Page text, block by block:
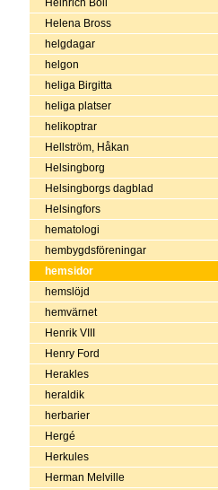
Heinrich Böll
Helena Bross
helgdagar
helgon
heliga Birgitta
heliga platser
helikoptrar
Hellström, Håkan
Helsingborg
Helsingborgs dagblad
Helsingfors
hematologi
hembygdsföreningar
hemsidor
hemslöjd
hemvärnet
Henrik VIII
Henry Ford
Herakles
heraldik
herbarier
Hergé
Herkules
Herman Melville